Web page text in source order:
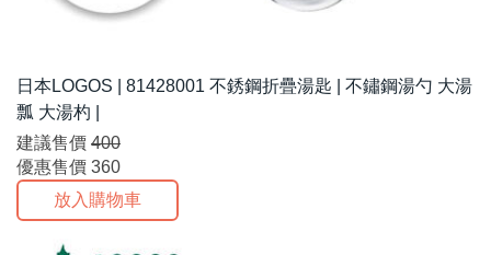
日本LOGOS | 81428001 不銹鋼折疊湯匙 | 不鏽鋼湯勺 大湯
瓢 大湯杓 |
建議售價 400
優惠售價 360
放入購物車